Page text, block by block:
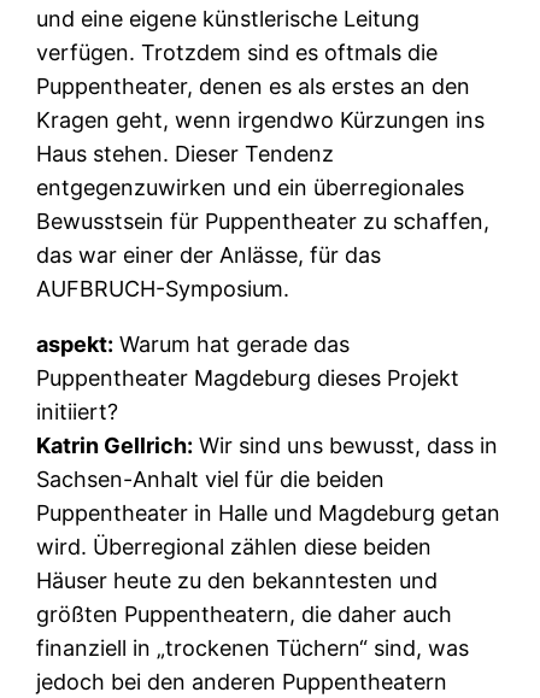
und eine eigene künstlerische Leitung
verfügen. Trotzdem sind es oftmals die
Puppentheater, denen es als erstes an den
Kragen geht, wenn irgendwo Kürzungen ins
Haus stehen. Dieser Tendenz
entgegenzuwirken und ein überregionales
Bewusstsein für Puppentheater zu schaffen,
das war einer der Anlässe, für das
AUFBRUCH-Symposium.
aspekt: Warum hat gerade das
Puppentheater Magdeburg dieses Projekt
initiiert?
Katrin Gellrich: Wir sind uns bewusst, dass in
Sachsen-Anhalt viel für die beiden
Puppentheater in Halle und Magdeburg getan
wird. Überregional zählen diese beiden
Häuser heute zu den bekanntesten und
größten Puppentheatern, die daher auch
finanziell in „trockenen Tüchern“ sind, was
jedoch bei den anderen Puppentheatern